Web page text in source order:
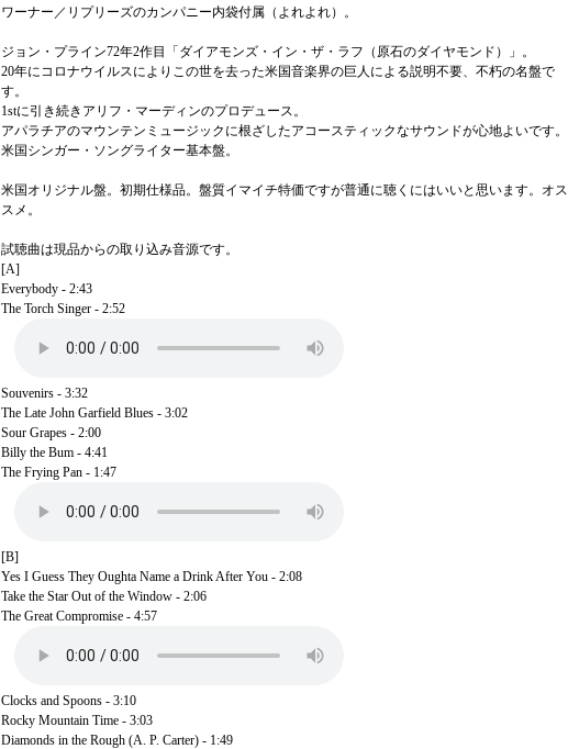
ワーナー／リプリーズのカンパニー内袋付属（よれよれ）。
ジョン・プライン72年2作目「ダイアモンズ・イン・ザ・ラフ（原石のダイヤモンド）」。
20年にコロナウイルスによりこの世を去った米国音楽界の巨人による説明不要、不朽の名盤で
す。
1stに引き続きアリフ・マーディンのプロデュース。
アパラチアのマウンテンミュージックに根ざしたアコースティックなサウンドが心地よいです。
米国シンガー・ソングライター基本盤。
米国オリジナル盤。初期仕様品。盤質イマイチ特価ですが普通に聴くにはいいと思います。オス
スメ。
試聴曲は現品からの取り込み音源です。
[A]
Everybody - 2:43
The Torch Singer - 2:52
Souvenirs - 3:32
The Late John Garfield Blues - 3:02
Sour Grapes - 2:00
Billy the Bum - 4:41
The Frying Pan - 1:47
[B]
Yes I Guess They Oughta Name a Drink After You - 2:08
Take the Star Out of the Window - 2:06
The Great Compromise - 4:57
Clocks and Spoons - 3:10
Rocky Mountain Time - 3:03
Diamonds in the Rough (A. P. Carter) - 1:49